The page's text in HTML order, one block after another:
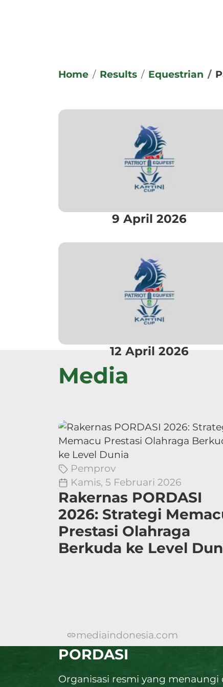
Home Results Equestrian
9 April 2026
12 April 2026
Media
Pemprov
Kamis, 5 Februari 2026
Rakernas PORDASI
2026: Strategi
Prestasi Olahraga
Berkuda ke Level
mediaindonesia.com
PORDASI
Organisasi resmi yang menaungi